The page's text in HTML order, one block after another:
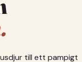
till ett pampigt